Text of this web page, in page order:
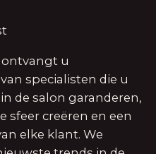
ontvangt u
specialisten die u
de salon garanderen,
sfeer creëren en een
elke klant. We